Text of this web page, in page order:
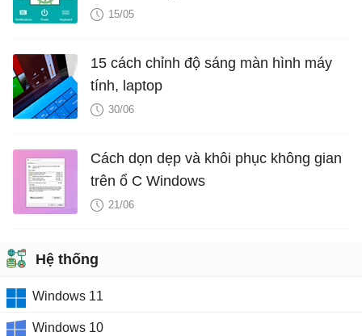
15/05
15 cách chỉnh độ sáng màn hình máy
tính, laptop
30/06
Cách dọn dẹp và khôi phục không gian
trên ổ C Windows
21/06
Hệ thống
Windows 11
Windows 10